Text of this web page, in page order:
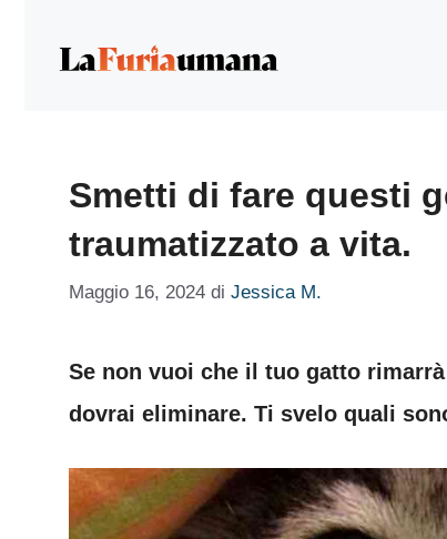
Smetti di fare questi
traumatizzato a vita.
Maggio 16, 2024 di Jessica M.
Se non vuoi che il tuo gatto
dovrai eliminare. Ti svelo quali